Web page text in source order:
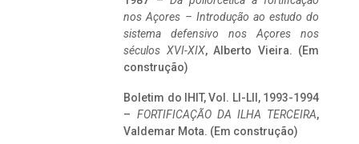
nos Açores – Introdução ao estudo do
sistema defensivo nos Açores nos
séculos XVI-XIX, Alberto Vieira. (Em
construção)
Boletim do IHIT, Vol. LI-LII, 1993-1994
– FORTIFICAÇÃO DA ILHA TERCEIRA,
Valdemar Mota. (Em construção)